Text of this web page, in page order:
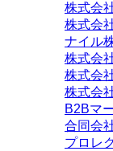
株式会
株式会
ナイル
株式会
株式会
株式会
B2Bマ
合同会
プロレ